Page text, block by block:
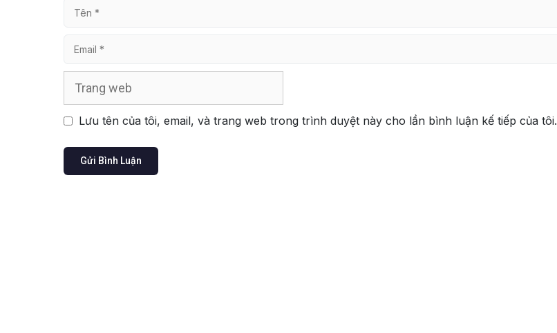
Tên
Email
Lưu tên của tôi, email, và trang web trong trình duyệt này cho lần bình luận kế tiếp của tôi.